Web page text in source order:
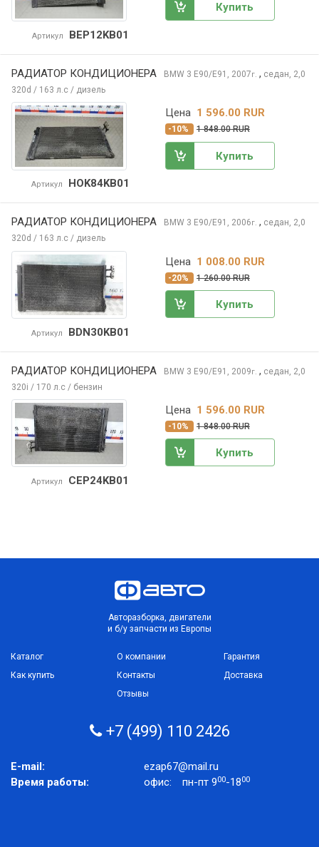
Артикул BEP12KB01
Купить
РАДИАТОР КОНДИЦИОНЕРА BMW 3 E90/E91, 2007г. , седан, 2,0
320d / 163 л.с / дизель
Артикул HOK84KB01
Цена 1 596.00 RUR
-10% 1 848.00 RUR
Купить
РАДИАТОР КОНДИЦИОНЕРА BMW 3 E90/E91, 2006г. , седан, 2,0
320d / 163 л.с / дизель
Артикул BDN30KB01
Цена 1 008.00 RUR
-20% 1 260.00 RUR
Купить
РАДИАТОР КОНДИЦИОНЕРА BMW 3 E90/E91, 2009г. , седан, 2,0
320i / 170 л.с / бензин
Артикул CEP24KB01
Цена 1 596.00 RUR
-10% 1 848.00 RUR
Купить
Авторазборка, двигатели
и б/у запчасти из Европы
Каталог
Как купить
О компании
Контакты
Отзывы
Гарантия
Доставка
+7 (499) 110 2426
E-mail:
ezap67@mail.ru
Время работы:
офис: пн-пт 900-1800